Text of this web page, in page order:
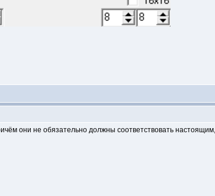
они не обязательно должны соответствовать